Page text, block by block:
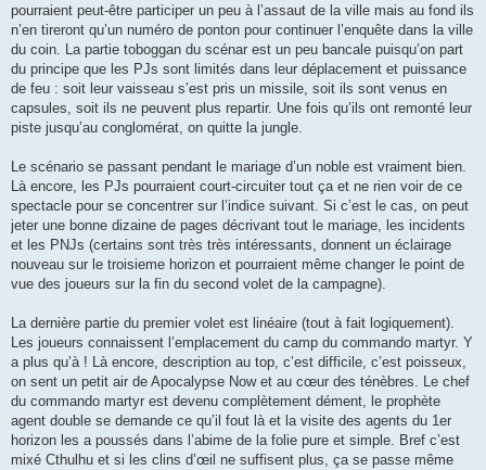
pourraient peut-être participer un peu à l’assaut de la ville mais au fond ils
n’en tireront qu’un numéro de ponton pour continuer l’enquête dans la ville
du coin. La partie toboggan du scénar est un peu bancale puisqu’on part
du principe que les PJs sont limités dans leur déplacement et puissance
de feu : soit leur vaisseau s’est pris un missile, soit ils sont venus en
capsules, soit ils ne peuvent plus repartir. Une fois qu’ils ont remonté leur
piste jusqu’au conglomérat, on quitte la jungle.
Le scénario se passant pendant le mariage d’un noble est vraiment bien.
Là encore, les PJs pourraient court-circuiter tout ça et ne rien voir de ce
spectacle pour se concentrer sur l’indice suivant. Si c’est le cas, on peut
jeter une bonne dizaine de pages décrivant tout le mariage, les incidents
et les PNJs (certains sont très très intéressants, donnent un éclairage
nouveau sur le troisieme horizon et pourraient même changer le point de
vue des joueurs sur la fin du second volet de la campagne).
La dernière partie du premier volet est linéaire (tout à fait logiquement).
Les joueurs connaissent l’emplacement du camp du commando martyr. Y
a plus qu’à ! Là encore, description au top, c’est difficile, c’est poisseux,
on sent un petit air de Apocalypse Now et au cœur des ténèbres. Le chef
du commando martyr est devenu complètement dément, le prophète
agent double se demande ce qu’il fout là et la visite des agents du 1er
horizon les a poussés dans l’abime de la folie pure et simple. Bref c’est
mixé Cthulhu et si les clins d’œil ne suffisent plus, ça se passe même